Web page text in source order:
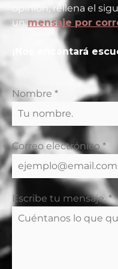
opinión, rellena el
unmensaje por
¡Nos encantará
Nombre *
Correo electrónico*
Escribe tu mensaje. *